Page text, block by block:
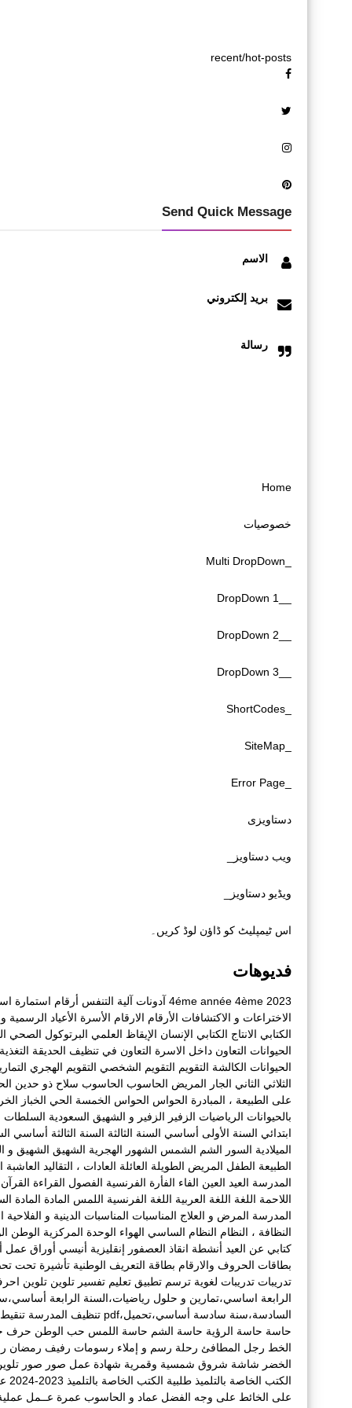
recent/hot-posts
Send Quick Message
الاسم
بريد إلكتروني
رسالة
Home
خصوصیات
دستاویزی
ویب دستاویز_
ویڈیو دستاویز_
اس ٹیمپلیٹ کو ڈاؤن لوڈ کریں۔
فديوهات
2023
4ème
4éme année آدونات آلية التنفس أرقام استمارة
الاختراعات و الاكتشافات الأرقام الارقام الأسرة الأعياد الرسمية و
الكتابي الانتاج الكتابي الإنسان الإيقاظ العلمي البرتوكول الصحي
الحيوانات التعاون داخل الاسرة التعاون في تنظيف الحديقة التغذية
الحيوانات الكالشة التقويم التقويم الشخصي التقويم الهجري
الثلاثي الثاني الجار المريض الحاسوب الحاسوب سلاح ذو حدين
على الطبيعة ، المبادرة الحواس الحواس الخمسة الحي الخباز
بالحيوانات الرياضيات الزفير الزفير و الشهيق السعودية السلطات
ابتدائي السنة الأولى أساسي السنة الثالثة السنة الثالثة أساسي
الميلادية السور الشم الشمس الشهور الهجرية الشهيق الشهيق و
الطبيعة الطفل المريض الطويلة العائلة العادات ، التقاليد العاشبة
المدرسة العيد العين الفاء الفأرة الفرنسية الفصول القراءة القرآن
اللاحمة اللغة اللغة العربية اللغة الفرنسية اللمس المادة المادة
المدرسة المرض و العلاج المناسبات المناسبات الدينية و الفلاحية
النظافة ، النظام النظام الساسي الهواء الوحدة المركزية الوطن
كتابي عن العيد أنشطة انقاذ العصفور إنقليزية أنيسي أوراق عمل
بطاقات الحروف والارقام بطاقة التعريف الوطنية تأشيرة تحت
تدريبات تدريبات لغوية ترسم تطبيق تعليم تفسير تلوين تلوين
الرابعة اساسي،تمارين و حلول رياضيات،السنة الرابعة
السادسة،سنة سادسة أساسي،تحميل،pdf
تنظيف المدرسة تنقيط
حاسة حاسة الرؤية حاسة الشم حاسة اللمس حب الوطن حرف
الخط رجل المطافئ رحلة رسم و إملاء رسومات رفيف رمضان
الخضر شاشة شروق شمسية وقمرية شهادة عمل صور صور
الكتب الخاصة بالتلميذ طلبية الكتب الخاصة بالتلميذ 2023-2024
على الخائط على وجه الفضل عماد و الحاسوب عمرة عــمل